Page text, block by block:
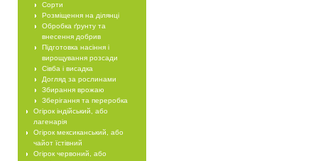
Сорти
Розміщення на ділянці
Обробка ґрунту та
внесення добрив
Підготовка насіння і
вирощування розсади
Сівба і висадка
Догляд за рослинами
Збирання врожаю
Зберігання та переробка
Огірок індійський, або
лагенарія
Огірок мексиканський, або
чайот їстівний
Огірок червоний, або